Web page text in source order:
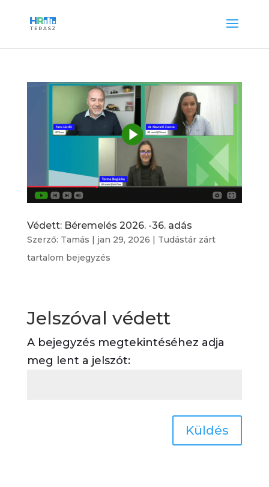
Védett: Béremelés 2026. -36. adás
Szerző: Tamás | jan 29, 2026 | Tudástár zárt
tartalom bejegyzés
Jelszóval védett
A bejegyzés megtekintéséhez adja
meg lent a jelszót:
Küldés